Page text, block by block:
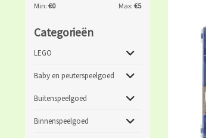
Min: €0 Max: €5
Categorieën
LEGO
Baby en peuterspeelgoed
Buitenspeelgoed
Binnenspeelgoed